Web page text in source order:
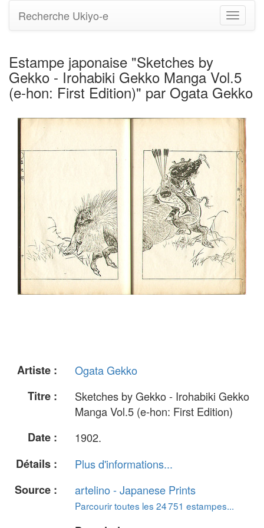
Basculer
la
Recherche Ukiyo-e
Estampe japonaise "Sketches by
Gekko - Irohabiki Gekko Manga Vol.5
(e-hon: First Edition)" par Ogata Gekko
Artiste :
Ogata Gekko
Titre :
Sketches by Gekko - Irohabiki Gekko
Manga Vol.5 (e-hon: First Edition)
Date :
1902.
Détails :
Plus d'informations...
Source :
artelino - Japanese Prints
Parcourir toutes les 24 751 estampes...